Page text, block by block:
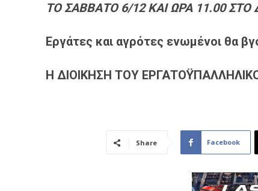
ΤΟ ΣΑΒΒΑΤΟ 6/12 ΚΑΙ ΩΡΑ 11.00
Εργάτες και αγρότες ενωμένοι θα
Η ΔΙΟΙΚΗΣΗ ΤΟΥ
Share Facebook